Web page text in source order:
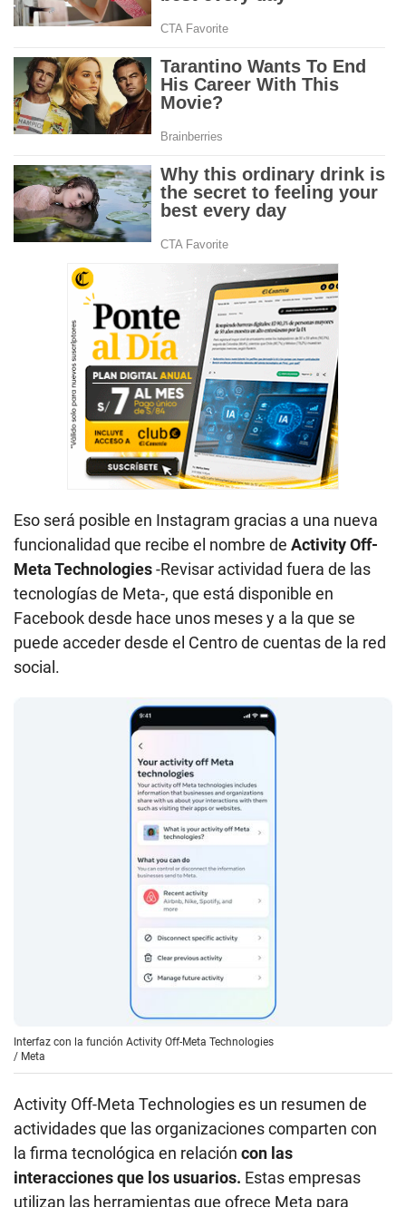
Eso será posible en Instagram gracias a una nueva
funcionalidad que recibe el nombre de Activity Off-
Meta Technologies-Revisar actividad fuera de las
tecnologías de Meta-, que está disponible en
Facebook desde hace unos meses y a la que se
puede acceder desde el Centro de cuentas de la red
social.
Interfaz con la función Activity Off-Meta Technologies
/ Meta
Activity Off-Meta Technologies es un resumen de
actividades que las organizaciones comparten con
la firma tecnológica en relación con las
interacciones que los usuarios. Estas empresas
utilizan las herramientas que ofrece Meta para